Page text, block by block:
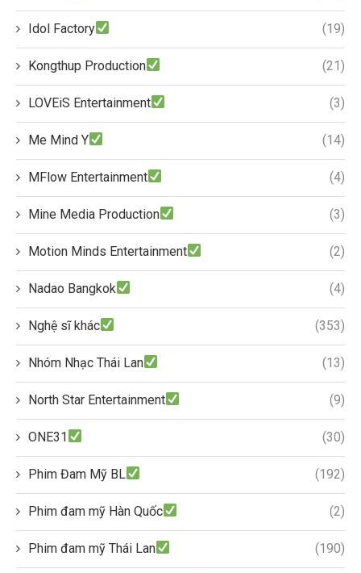
Idol Factory (19)
Kongthup Production (21)
LOVEiS Entertainment (3)
Me Mind Y (14)
MFlow Entertainment (4)
Mine Media Production (3)
Motion Minds Entertainment (2)
Nadao Bangkok (4)
Nghệ sĩ khác (353)
Nhóm Nhạc Thái Lan (13)
North Star Entertainment (9)
ONE31 (30)
Phim Đam Mỹ BL (192)
Phim đam mỹ Hàn Quốc (2)
Phim đam mỹ Thái Lan (190)